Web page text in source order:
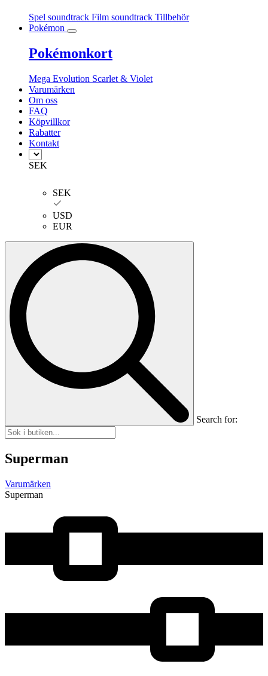
Spel soundtrack Film soundtrack Tillbehör
Pokémon
Pokémonkort
Mega Evolution Scarlet & Violet
Varumärken
Om oss
FAQ
Köpvillkor
Rabatter
Kontakt
SEK
SEK
USD
EUR
Search for:
Superman
Varumärken
Superman